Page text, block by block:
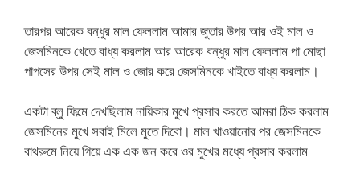
তারপর আরেক বন্ধুর মাল ফেললাম আমার জুতার উপর আর ওই মাল ও
জেসমিনকে খেতে বাধ্য করলাম আর আরেক বন্ধুর মাল ফেললাম পা মোছা
পাপসের উপর সেই মাল ও জোর করে জেসমিনকে খাইতে বাধ্য করলাম।
একটা ব্লু ফিল্মে দেখছিলাম নায়িকার মুখে প্রসাব করতে আমরা ঠিক করলাম
জেসমিনের মুখে সবাই মিলে মুতে দিবো। মাল খাওয়ানোর পর জেসমিনকে
বাথরুমে নিয়ে গিয়ে এক এক জন করে ওর মুখের মধ্যে প্রসাব করলাম